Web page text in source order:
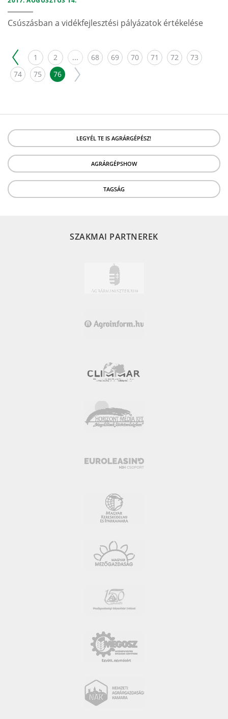
Csúszásban a vidékfejlesztési pályázatok értékelése
1 2 ... 68 69 70 71 72
73
74
75 76
LEGYÉL TE IS AGRÁRGÉPÉSZ!
AGRÁRGÉPSHOW
TAGSÁG
SZAKMAI PARTNEREK